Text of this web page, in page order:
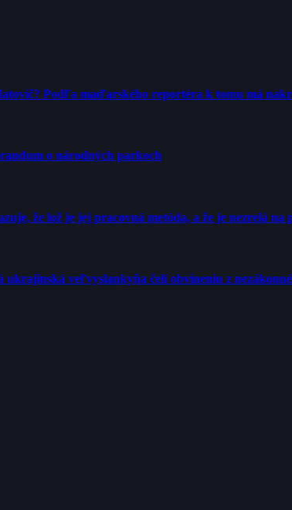
Podľa maďarského reportéra k tomu má
o národných parkoch
že lož je jej pracovná metóda, a že je nezrelá na
veľvyslankyňa čelí obvineniu z